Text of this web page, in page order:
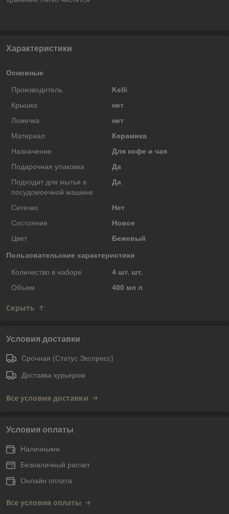
Характеристики
Основные
Производитель
Kelli
Крышка
нет
Ложечка
нет
Материал
Керамика
Назначение
Для кофе и чая
Подарочная упаковка
Да
Подходит для мытья в
посудомоечной машине
Да
Ситечко
Нет
Состояние
Новое
Цвет
Бежевый
Пользовательские характеристики
Количество в наборе
4 шт. шт.
Объем
400 мл л
Скрыть
Условия доставки
Срочная (Статус Экспресс)
Доставка курьером
Все условия доставки
Условия оплаты
Наличными
Безналичный расчет
Онлайн оплата
Все условия оплаты